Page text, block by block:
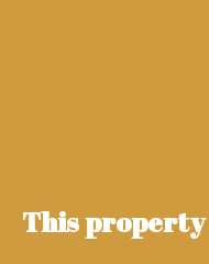
This property